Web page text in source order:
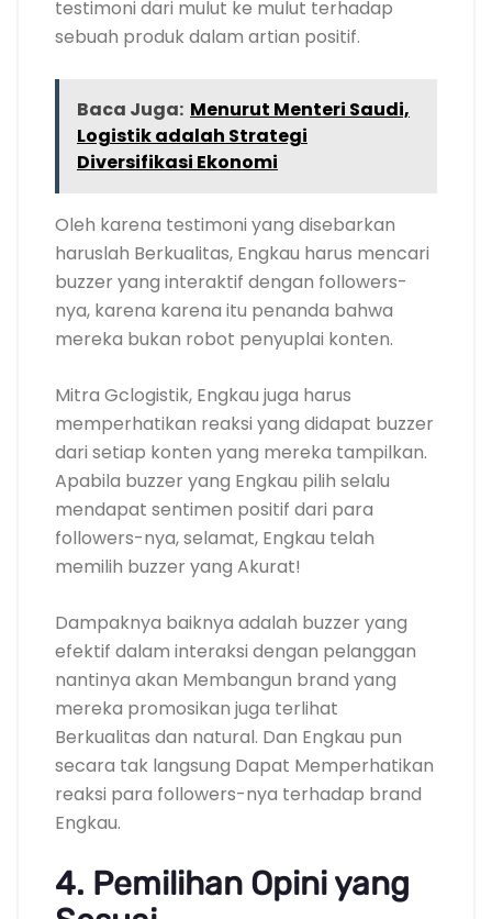
testimoni dari mulut ke mulut terhadap
sebuah produk dalam artian positif.
Baca Juga: Menurut Menteri Saudi,
Logistik adalah Strategi
Diversifikasi Ekonomi
Oleh karena testimoni yang disebarkan
haruslah Berkualitas, Engkau harus mencari
buzzer yang interaktif dengan followers-
nya, karena karena itu penanda bahwa
mereka bukan robot penyuplai konten.
Mitra Gclogistik, Engkau juga harus
memperhatikan reaksi yang didapat buzzer
dari setiap konten yang mereka tampilkan.
Apabila buzzer yang Engkau pilih selalu
mendapat sentimen positif dari para
followers-nya, selamat, Engkau telah
memilih buzzer yang Akurat!
Dampaknya baiknya adalah buzzer yang
efektif dalam interaksi dengan pelanggan
nantinya akan Membangun brand yang
mereka promosikan juga terlihat
Berkualitas dan natural. Dan Engkau pun
secara tak langsung Dapat Memperhatikan
reaksi para followers-nya terhadap brand
Engkau.
4. Pemilihan Opini yang